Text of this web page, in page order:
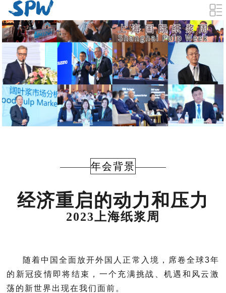
年会背景
经济重启的动力和压力
2023上海纸浆周
随着中国全面放开外国人正常入境，席卷全球3年
的新冠疫情即将结束，一个充满挑战、机遇和风云激
荡的新世界出现在我们面前。